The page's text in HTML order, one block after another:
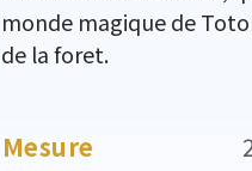
monde magique de
de la foret.
Mesure